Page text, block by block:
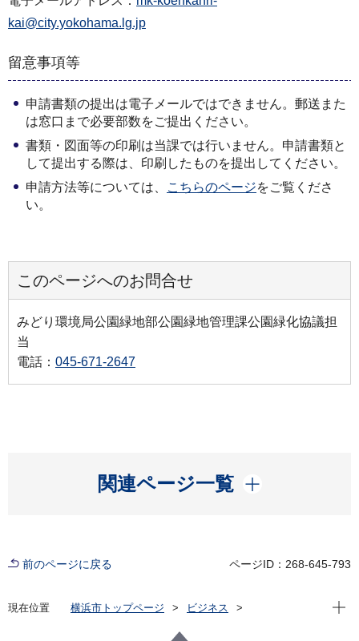
kai@city.yokohama.lg.jp
留意事項等
申請書類の提出は電子メールではできません。郵送また
は窓口まで必要部数をご提出ください。
書類・図面等の印刷は当課では行いません。申請書類と
して提出する際は、印刷したものを提出してください。
申請方法等については、
こちらのページをご覧くださ
い。
このページへのお問合せ
みどり環境局公園緑地部公園緑地管理課公園緑化協議担
当
電話： 045-671-2647
関連ページ一覧
開く
前のページに戻る ページID：268-645-793
現在位置 横浜市トップページ
ビジネス
現在